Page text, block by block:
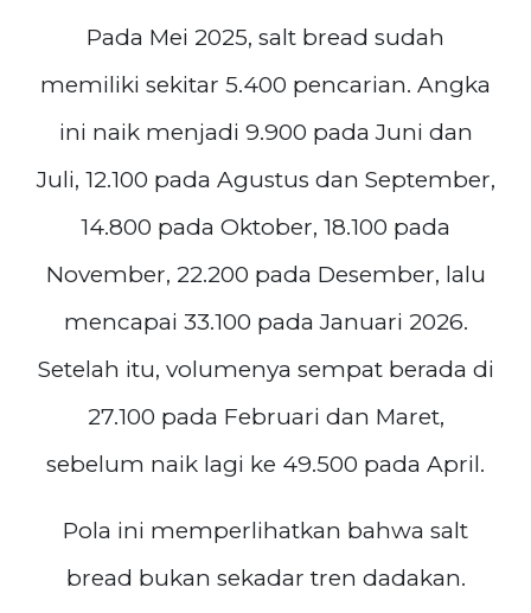
Pada Mei 2025, salt bread sudah
memiliki sekitar 5.400 pencarian. Angka
ini naik menjadi 9.900 pada Juni dan
Juli, 12.100 pada Agustus dan September,
14.800 pada Oktober, 18.100 pada
November, 22.200 pada Desember, lalu
mencapai 33.100 pada Januari 2026.
Setelah itu, volumenya sempat berada di
27.100 pada Februari dan Maret,
sebelum naik lagi ke 49.500 pada April.
Pola ini memperlihatkan bahwa salt
bread bukan sekadar tren dadakan.